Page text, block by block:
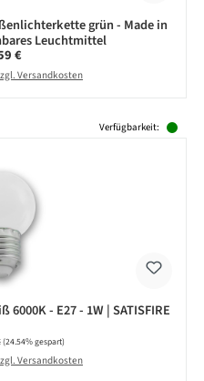
grün - Made in
Leuchtmittel
Preis:
€
Versandkosten
Verfügbarkeit:
- E27 - 1W | SATISFIRE
Preis:
(24.54% gespart)
Versandkosten